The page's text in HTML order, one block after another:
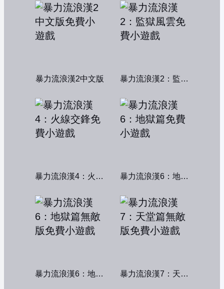
暴力流浪漢2中文版 暴力流浪漢2：監獄風雲
暴力流浪漢4：火線交鋒 暴力流浪漢6：地獄篇
暴力流浪漢6：地獄篇無敵版 暴力流浪漢7：天堂篇無敵版